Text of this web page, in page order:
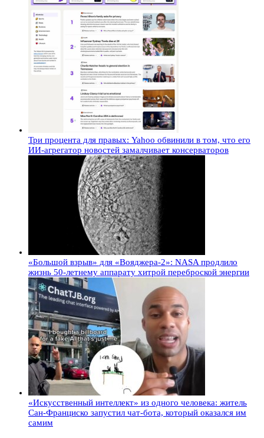
Три процента для правых: Yahoo обвинили в том, что его
ИИ-агрегатор новостей замалчивает консерваторов
«Большой взрыв» для «Вояджера-2»: NASA продлило
жизнь 50-летнему аппарату хитрой переброской энергии
«Искусственный интеллект» из одного человека: житель
Сан-Франциско запустил чат-бота, который оказался им
самим